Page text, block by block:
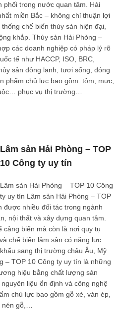
phối trong nước quan tâm. Hải
miền Bắc – không chỉ thuận lợi
chế biến thủy sản hiện đại,
khắp. Thủy sản Hải Phòng –
các doanh nghiệp có pháp lý rõ
tế như HACCP, ISO, BRC,
sản đông lạnh, tươi sống, đóng
phẩm chủ lực bao gồm: tôm, mực,
phục vụ thị trường…
Lâm sản Hải Phòng – TOP
10 Công ty uy tín
Lâm sản Hải Phòng – TOP 10 Công
ty uy tín Lâm sản Hải Phòng – TOP
được nhiều đối tác trong ngành
nội thất và xây dựng quan tâm.
cảng biển mà còn là nơi quy tụ
chế biến lâm sản có năng lực
sang thị trường châu Âu, Mỹ
– TOP 10 Công ty uy tín là những
hiệu bằng chất lượng sản
liệu ổn định và công nghệ
chủ lực bao gồm gỗ xẻ, ván ép,
gỗ,…